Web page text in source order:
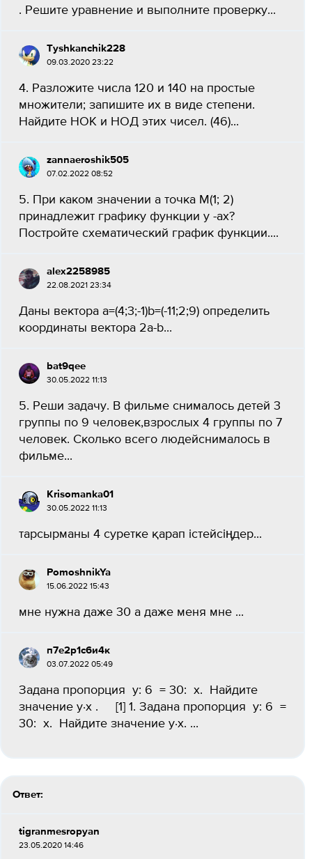
. Решите уравнение и выполните проверку...
Tyshkanchik228
09.03.2020 23:22
4. Разложите числа 120 и 140 на простые
множители; запишите их в виде степени.
Найдите НОК и НОД этих чисел. (46)...
zannaeroshik505
07.02.2022 08:52
5. При каком значении а точка M(1; 2)
принадлежит графику функции у -ах?
Постройте схематический график функции....
alex2258985
22.08.2021 23:34
Даны вектора a=(4;3;-1)b=(-11;2;9) определить
координаты вектора 2a-b...
bat9qee
30.05.2022 11:13
5. Реши задачу. В фильме снималось детей 3
группы по 9 человек,взрослых 4 группы по 7
человек. Сколько всего людейснималось в
фильме​...
Krisomanka01
30.05.2022 11:13
тарсырманы 4 суретке қарап істейсіңдер​...
PomoshnikYa
15.06.2022 15:43
мне нужна даже 30 а даже меня мне ​...
п7е2р1с6и4к
03.07.2022 05:49
Задана пропорция y: 6 = 30: x. Найдите
значение y⋅x . [1] 1. Задана пропорция y: 6 =
30: x. Найдите значение y⋅x. ​...
Ответ:
tigranmesropyan
23.05.2020 14:46